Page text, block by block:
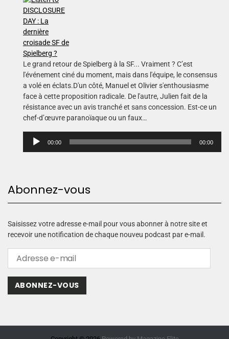
Le grand retour de Spielberg à la SF... Vraiment ? C’est
l'événement ciné du moment, mais dans l'équipe, le consensus
a volé en éclats.D'un côté, Manuel et Olivier s'enthousiasme
face à cette proposition radicale. De l'autre, Julien fait de la
résistance avec un avis tranché et sans concession. Est-ce un
chef-d’œuvre paranoïaque ou un faux…
u
u
d
o
00:00 00:00
Abonnez-vous
Saisissez votre adresse e-mail pour vous abonner à notre site et
recevoir une notification de chaque nouveu podcast par e-mail.
ABONNEZ-VOUS